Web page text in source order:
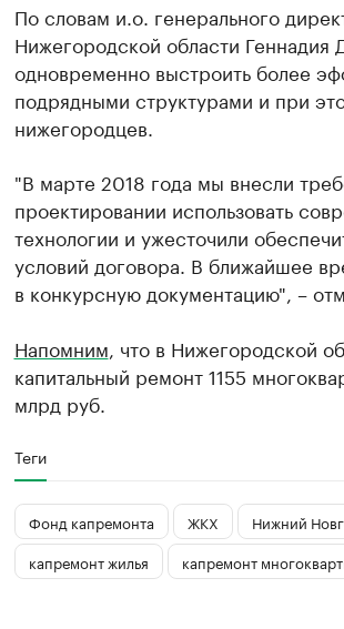
По словам и.о. генерального
Нижегородской области Геннадия
одновременно выстроить более
подрядными структурами и при
нижегородцев.
"В марте 2018 года мы внесли
проектировании использовать
технологии и ужесточили
условий договора. В ближайшее
в конкурсную документацию", –
Напомним , что в Нижегородской
капитальный ремонт 1155
млрд руб.
Теги
Фонд капремонта ЖКХ Нижний
капремонт жилья
капремонт